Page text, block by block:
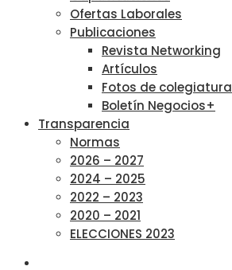
Ofertas Laborales
Publicaciones
Revista Networking
Artículos
Fotos de colegiatura
Boletín Negocios+
Transparencia
Normas
2026 – 2027
2024 – 2025
2022 – 2023
2020 – 2021
ELECCIONES 2023